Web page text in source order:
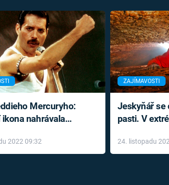
Mercuryho:
ikona nahrávala
2022 09:32
ZAJÍMAVOSTI
Jeskyňář se
pasti. V
24. listopadu